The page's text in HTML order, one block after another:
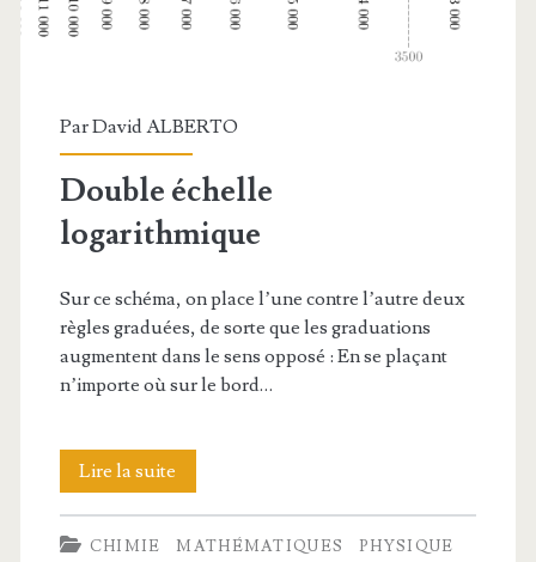
ParDavid ALBERTO
Double échelle
logarithmique
Sur ce schéma, on place l’une contre l’autre deux
règles graduées, de sorte que les graduations
augmentent dans le sens opposé : En se plaçant
n’importe où sur le bord…
Lire la suite
échelle
logarithmique
CHIMIE MATHÉMATIQUES PHYSIQUE